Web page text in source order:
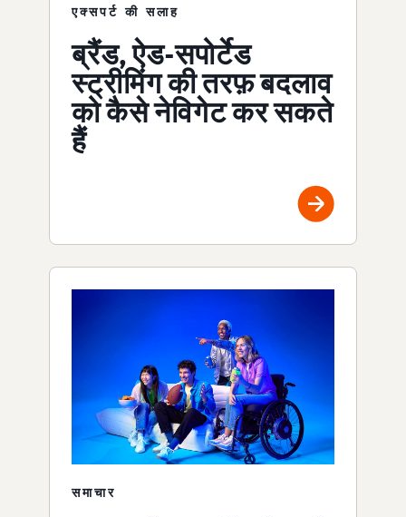
एक्सपर्ट की सलाह
ब्रैंड, ऐड-सपोर्टेड
स्ट्रीमिंग की तरफ़ बदलाव
को कैसे नेविगेट कर सकते
हैं
समाचार